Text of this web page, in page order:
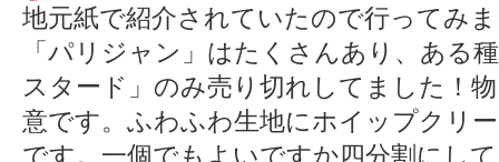
地元紙で紹介されていたので行ってみ
「パリジャン」はたくさんあり、ある
スタード」のみ売り切れしてました！
意です。ふわふわ生地にホイップクリ
です。一個でもよいですか四分割にし